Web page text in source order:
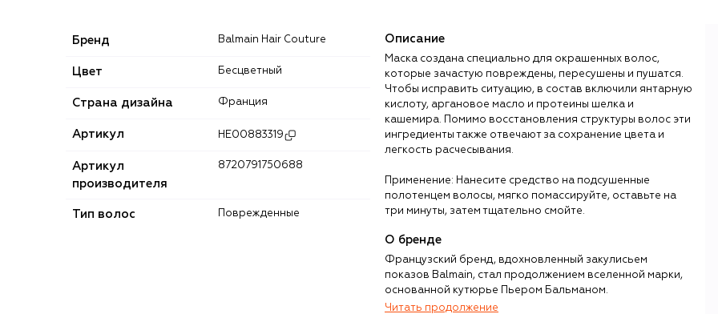
Бренд Balmain Hair Couture
Цвет Бесцветный
Страна дизайна Франция
Артикул HE00883319
Артикул
производителя
8720791750688
Тип волос Поврежденные
Описание
Маска создана специально для окрашенных волос,
которые зачастую повреждены, пересушены и пушатся.
Чтобы исправить ситуацию, в состав включили янтарную
кислоту, аргановое масло и протеины шелка и
кашемира. Помимо восстановления структуры волос эти
ингредиенты также отвечают за сохранение цвета и
легкость расчесывания.
Применение: Нанесите средство на подсушенные
полотенцем волосы, мягко помассируйте, оставьте на
три минуты, затем тщательно смойте.
О бренде
Французский бренд, вдохновленный закулисьем
показов Balmain, стал продолжением вселенной марки,
основанной кутюрье Пьером Бальманом.
Читать продолжение